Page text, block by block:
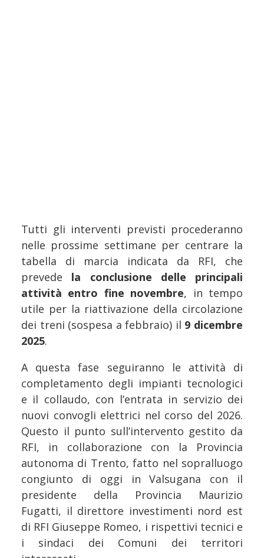
Tutti gli interventi previsti procederanno
nelle prossime settimane per centrare la
tabella di marcia indicata da RFI, che
prevede la conclusione delle principali
attività entro fine novembre, in tempo
utile per la riattivazione della circolazione
dei treni (sospesa a febbraio) il 9 dicembre
2025.
A questa fase seguiranno le attività di
completamento degli impianti tecnologici
e il collaudo, con l’entrata in servizio dei
nuovi convogli elettrici nel corso del 2026.
Questo il punto sull’intervento gestito da
RFI, in collaborazione con la Provincia
autonoma di Trento, fatto nel sopralluogo
congiunto di oggi in Valsugana con il
presidente della Provincia Maurizio
Fugatti, il direttore investimenti nord est
di RFI Giuseppe Romeo, i rispettivi tecnici e
i sindaci dei Comuni dei territori